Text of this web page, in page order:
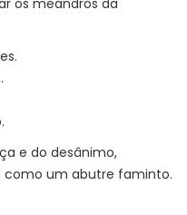
e do desânimo,
um abutre faminto.